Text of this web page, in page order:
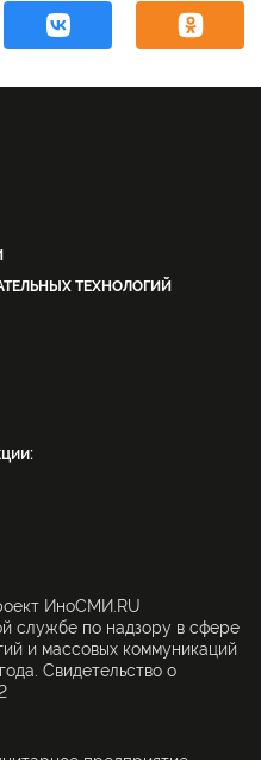
ТЕХНОЛОГИЙ
ИноСМИ.RU
службе по надзору в сфере
и массовых коммуникаций
Свидетельство о